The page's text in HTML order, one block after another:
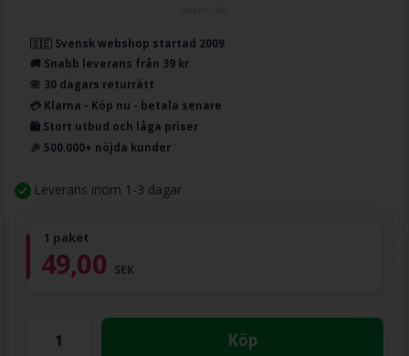
🇸🇪 Svensk webshop startad 2009
🚚 Snabb leverans från 39 kr
🌸 30 dagars returrätt
💳 Klarna - Köp nu - betala senare
🛍️ Stort utbud och låga priser
🎉 500.000+ nöjda kunder
Leverans inom 1-3 dagar
1 paket
49,00 SEK
Köp